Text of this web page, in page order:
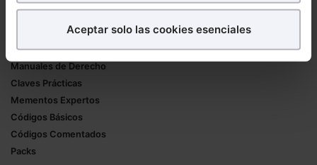
¿Qué puedes hacer?
experiencia en la web sea óptima
También puedes
seleccionar solo aquellas que quieras permitir en tu
navegador. Si no seleccionas ninguna utilizaremos
Aceptar solo las cookies esenciales
Formularios Jurídicos
Manuales de Derecho
Claves Prácticas
Mementos Expertos
Códigos Básicos
Códigos Comentados
Packs